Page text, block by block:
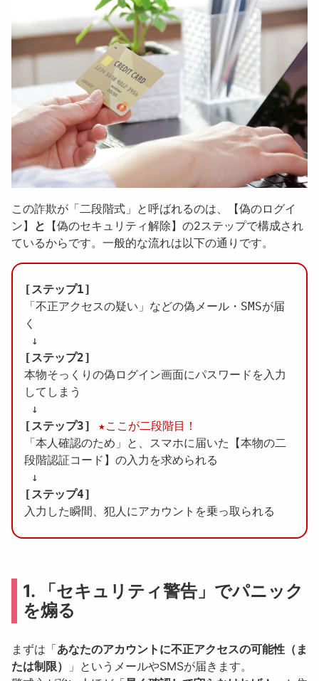
この詐欺が「二段階式」と呼ばれるのは、【偽のログイ
ン】 と 【偽のセキュリティ解除】の2ステップで構成され
ているからです。一般的な流れは以下の通りです。
[ステップ1]
「不正アクセスの疑い」などの偽メール・SMSが届
く
[ステップ2]
本物そっくりの偽ログイン画面にパスワードを入力
してしまう
[ステップ3]
★ここが二段階目！
「本人確認のため」と、スマホに届いた【本物の二
段階認証コード】の入力を求められる
[ステップ4]
1. 「セキュリティ警告」でパニック
を煽る
まずは「あなたのアカウントに不正アクセスの可能性（ま
たは制限）
」というメールやSMSが届きます。